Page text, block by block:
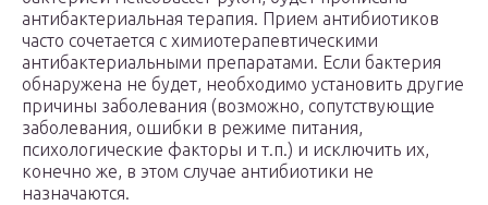
антибактериальная терапия. Прием антибиотиков
часто сочетается с химиотерапевтическими
антибактериальными препаратами. Если бактерия
обнаружена не будет, необходимо установить другие
причины заболевания (возможно, сопутствующие
заболевания, ошибки в режиме питания,
психологические факторы и т.п.) и исключить их,
конечно же, в этом случае антибиотики не
назначаются.